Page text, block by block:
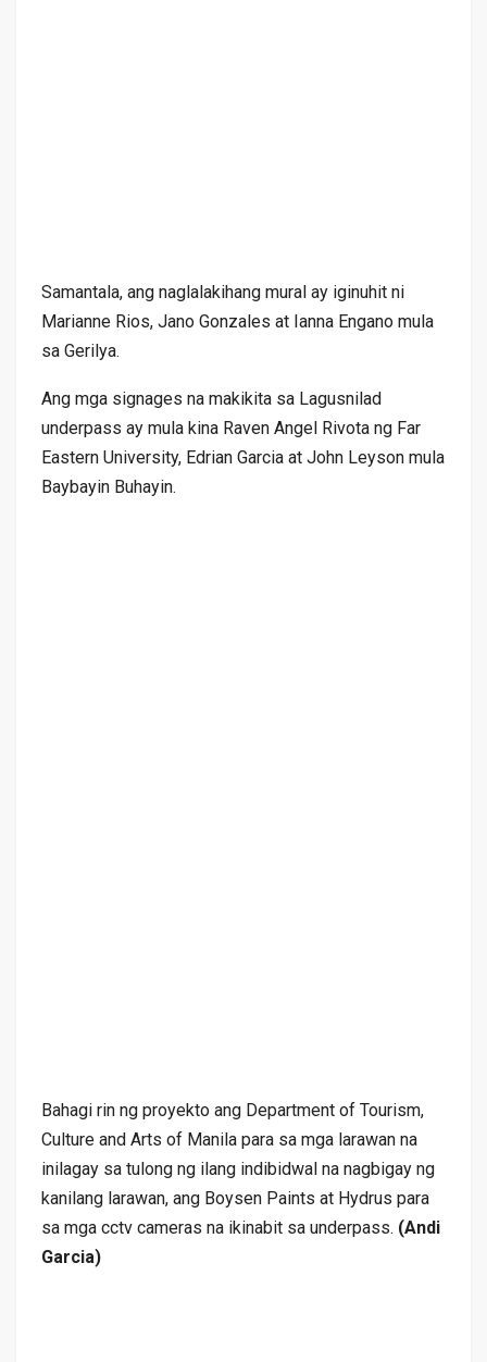
Samantala, ang naglalakihang mural ay iginuhit ni
Marianne Rios, Jano Gonzales at Ianna Engano mula
sa Gerilya.
Ang mga signages na makikita sa Lagusnilad
underpass ay mula kina Raven Angel Rivota ng Far
Eastern University, Edrian Garcia at John Leyson mula
Baybayin Buhayin.
Bahagi rin ng proyekto ang Department of Tourism,
Culture and Arts of Manila para sa mga larawan na
inilagay sa tulong ng ilang indibidwal na nagbigay ng
kanilang larawan, ang Boysen Paints at Hydrus para
sa mga cctv cameras na ikinabit sa underpass. (Andi
Garcia)